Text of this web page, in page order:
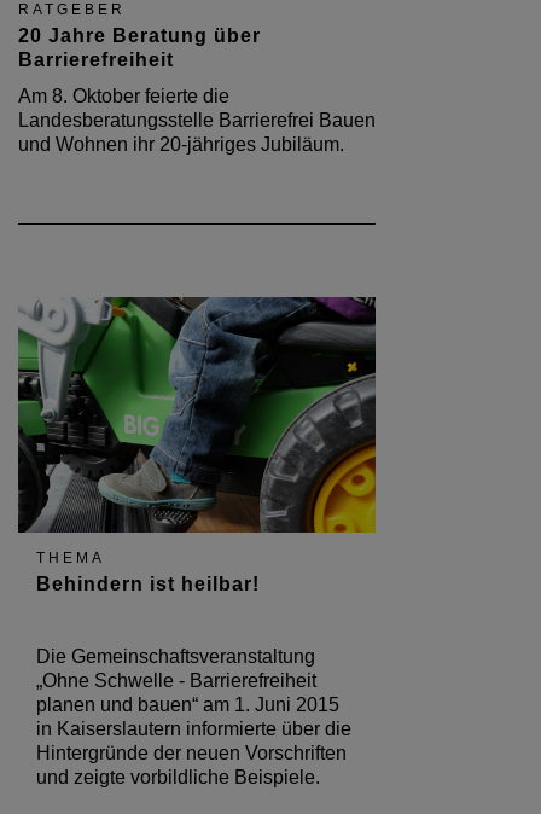
RATGEBER
20 Jahre Beratung über
Barrierefreiheit
Am 8. Oktober feierte die
Landesberatungsstelle Barrierefrei Bauen
und Wohnen ihr 20-jähriges Jubiläum.
THEMA
Behindern ist heilbar!
Die Gemeinschaftsveranstaltung
„Ohne Schwelle - Barrierefreiheit
planen und bauen“ am 1. Juni 2015
in Kaiserslautern informierte über die
Hintergründe der neuen Vorschriften
und zeigte vorbildliche Beispiele.